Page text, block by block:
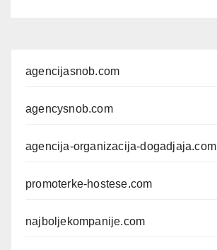
agencijasnob.com
agencysnob.com
agencija-organizacija-dogadjaja.com
promoterke-hostese.com
najboljekompanije.com